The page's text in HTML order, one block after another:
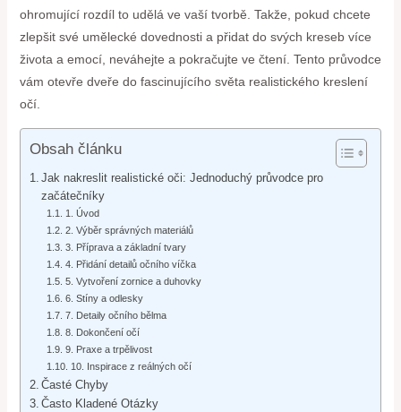
ohromující rozdíl to udělá ve vaší tvorbě. Takže, pokud chcete
zlepšit své umělecké dovednosti a přidat do svých kreseb více
života a emocí, neváhejte a pokračujte ve čtení. Tento průvodce
vám otevře dveře do fascinujícího světa realistického kreslení
očí.
Obsah článku
Jak nakreslit realistické oči: Jednoduchý průvodce pro
začátečníky
1. Úvod
2. Výběr správných materiálů
3. Příprava a základní tvary
4. Přidání detailů očního víčka
5. Vytvoření zornice a duhovky
6. Stíny a odlesky
7. Detaily očního bělma
8. Dokončení očí
9. Praxe a trpělivost
10. Inspirace z reálných očí
Časté Chyby
Často Kladené Otázky